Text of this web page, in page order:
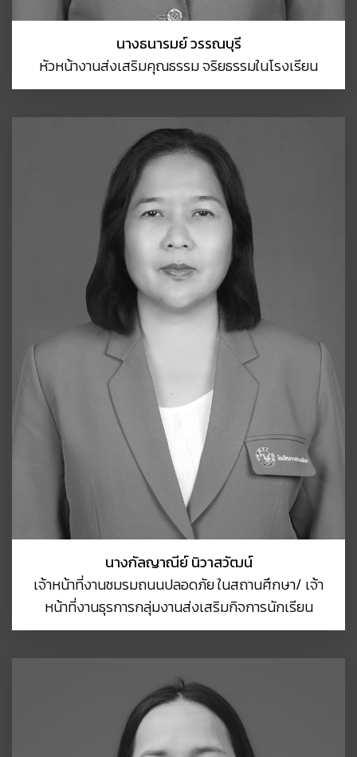
นางธนารมย์ วรรณบุรี
หัวหน้างานส่งเสริมคุณธรรม จริยธรรมในโรงเรียน
นางกัลญาณีย์ นิวาสวัฒน์
เจ้าหน้าที่งานชมรมถนนปลอดภัย ในสถานศึกษา/ เจ้า
หน้าที่งานธุรการกลุ่มงานส่งเสริมกิจการนักเรียน